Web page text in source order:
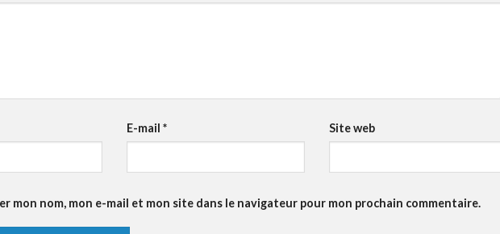
E-mail * Site web
mon nom, mon e-mail et mon site dans le navigateur pour mon prochain commentaire.